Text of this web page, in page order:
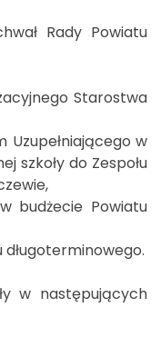
Rady Powiatu
Starostwa
Uzupełniającego w
szkoły do Zespołu
budżecie Powiatu
w następujących